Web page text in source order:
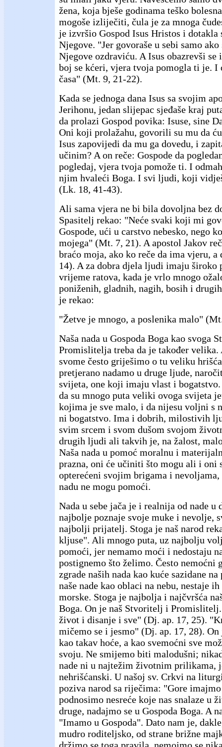
žena, koja bješe godinama teško
mogoše izliječiti, čula je za mnoga
je izvršio Gospod Isus Hristos i dotakla
Njegove. "Jer govoraše u sebi samo
Njegove ozdraviću. A Isus obazrevši
boj se kćeri, vjera tvoja pomogla ti je. I
časa" (Mt. 9, 21-22).
Kada se jednoga dana Isus sa svojim
Jerihonu, jedan slijepac sjeđaše kraj
da prolazi Gospod povika: Isuse, sine
Oni koji prolažahu, govorili su mu da
Isus zapovijedi da mu ga dovedu, i
učinim? A on reče: Gospode da
pogledaj, vjera tvoja pomože ti. I
njim hvaleći Boga. I svi ljudi, koji
(Lk. 18, 41-43).
Ali sama vjera ne bi bila dovoljna bez
Spasitelj rekao: "Neće svaki koji mi
Gospode, ući u carstvo nebesko, nego
mojega" (Mt. 7, 21). A apostol Jakov
braćo moja, ako ko reče da ima vjeru, a
14). A za dobra djela ljudi imaju široko
vrijeme ratova, kada je vrlo mnogo
poniženih, gladnih, nagih, bosih i
je rekao:
"Žetve je mnogo, a poslenika malo"
Naša nada u Gospoda Boga kao svoga
Promislitelja treba da je također
svome često griješimo o tu veliku
pretjerano nadamo u druge ljude,
svijeta, one koji imaju vlast i
da su mnogo puta veliki ovoga svijeta
kojima je sve malo, i da nijesu voljni
ni bogatstvo. Ima i dobrih, milostivih
svim srcem i svom dušom svojom
drugih ljudi ali takvih je, na žalost,
Naša nada u pomoć moralnu i
prazna, oni će učiniti što mogu ali i oni
opterećeni svojim brigama i
nadu ne mogu pomoći.
Nada u sebe jača je i realnija od nade u
najbolje poznaje svoje muke i nevolje,
najbolji prijatelj. Stoga je naš narod
kljuse". Ali mnogo puta, uz najbolju
pomoći, jer nemamo moći i nedostaju
postignemo što želimo. Često nemoćni
zgrade naših nada kao kuće sazidane
naše nade kao oblaci na nebu, nestaje
morske. Stoga je najbolja i najčvršća
Boga. On je naš Stvoritelj i
život i disanje i sve" (Dj. ap. 17, 25).
mičemo se i jesmo" (Dj. ap. 17, 28). On
kao takav hoće, a kao svemoćni sve
svoju. Ne smijemo biti malodušni;
nade ni u najtežim životnim prilikama,
nehrišćanski. U našoj sv. Crkvi na
poziva narod sa riječima: "Gore
podnosimo nesreće koje nas snalaze u
druge, nadajmo se u Gospoda Boga. A
"Imamo u Gospoda". Dato nam je,
mudro roditeljsko, od strane brižne